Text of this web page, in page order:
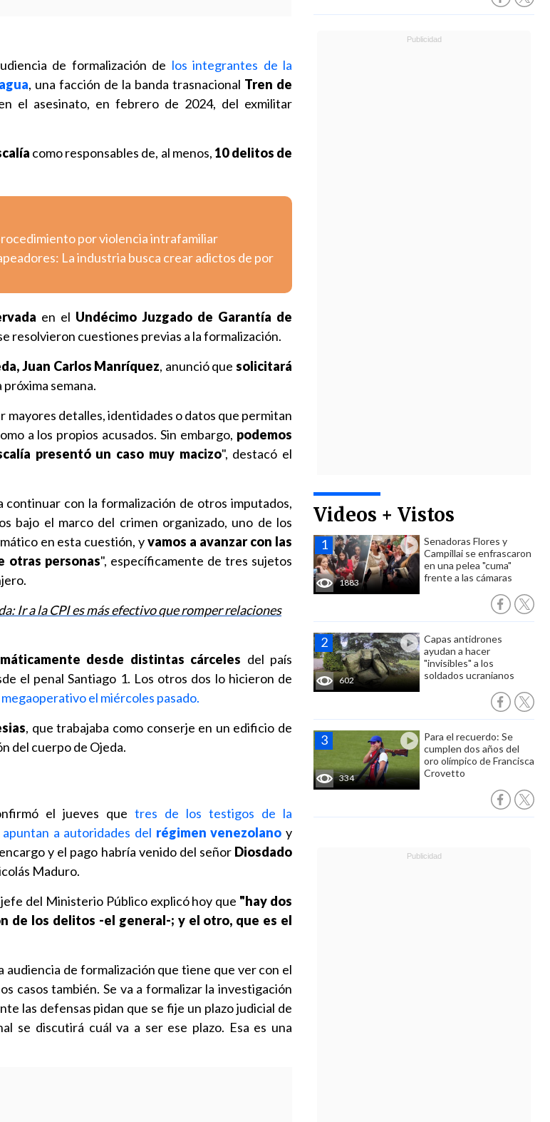
Videos + Vistos
1883
Senadoras Flores y
Campillai se enfrascaron
en una pelea "cuma"
frente a las cámaras
602
Capas antidrones
ayudan a hacer
"invisibles" a los
soldados ucranianos
334
Para el recuerdo: Se
cumplen dos años del
oro olímpico de Francisca
Crovetto
de formalización de los integrantes de la
, una facción de la banda trasnacional Tren de
el asesinato, en febrero de 2024, del exmilitar
como responsables de, al menos, 10 delitos de
por violencia intrafamiliar
La industria busca crear adictos de por
en el Undécimo Juzgado de Garantía de
resolvieron cuestiones previas a la formalización.
Juan Carlos Manríquez, anunció quesolicitará
semana.
detalles, identidades o datos que permitan
a los propios acusados. Sin embargo, podemos
presentó un caso muy macizo", destacó el
continuar con la formalización de otros imputados,
bajo el marco del crimen organizado, uno de los
en esta cuestión, yvamos a avanzar con las
otras personas", específicamente de tres sujetos
Ir a la CPI es más efectivo que romper relaciones
desde distintas cárceles del país
el penal Santiago 1. Los otros dos lo hicieron de
el miércoles pasado.
, que trabajaba como conserje en un edificio de
del cuerpo de Ojeda.
el jueves que tres de los testigos de la
a autoridades del régimen venezolano y
y el pago habría venido del señor Diosdado
Maduro.
del Ministerio Público explicó hoy que "hay dos
de los delitos -el general-; y el otro, que es el
audiencia de formalización que tiene que ver con el
casos también. Se va a formalizar la investigación
las defensas pidan que se fije un plazo judicial de
se discutirá cuál va a ser ese plazo. Esa es una